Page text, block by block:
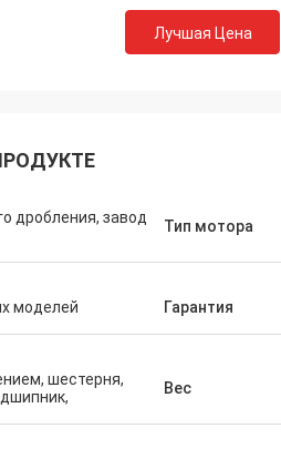
Лучшая Цена
дробления, завод
Тип мотора
моделей Гарантия
шестерня,
Вес